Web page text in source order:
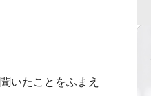
いたことをふまえ